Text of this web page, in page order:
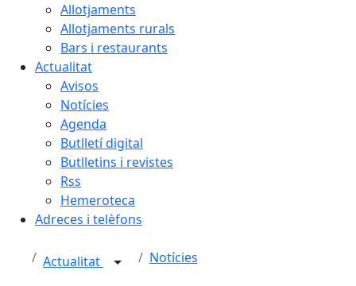
Allotjaments
Allotjaments rurals
Bars i restaurants
Actualitat
Avisos
Notícies
Agenda
Butlletí digital
Butlletins i revistes
Rss
Hemeroteca
Adreces i telèfons
Actualitat Notícies